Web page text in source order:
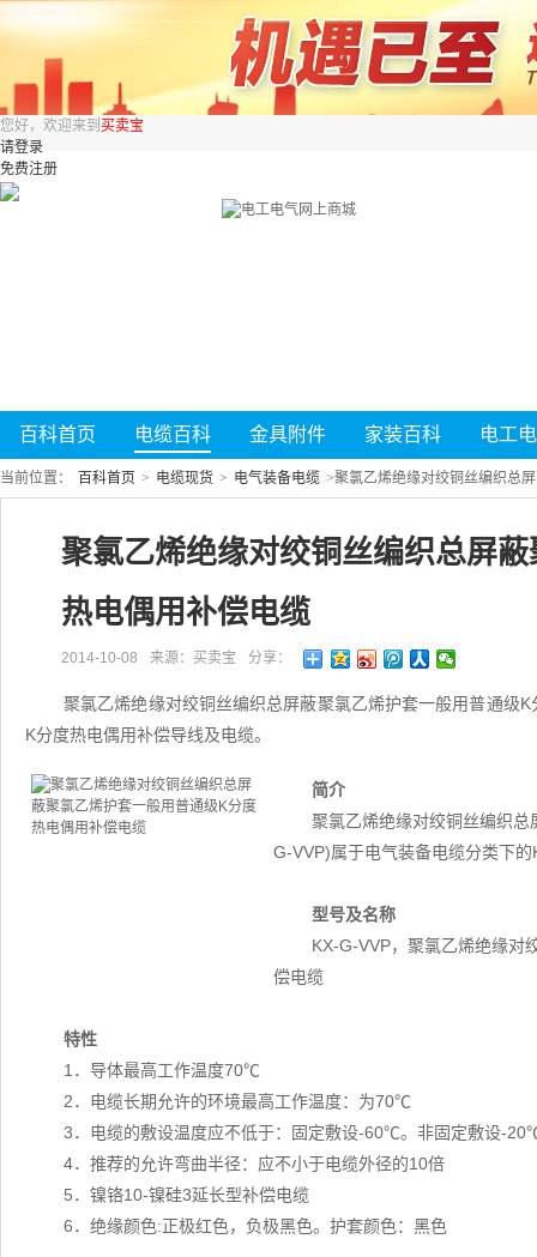
您好，欢迎来到 买卖宝
请登录
免费注册
百科首页 电缆百科 金具附件 家装百科 电工
当前位置： 百科首页 > 电缆现货 > 电气装备电缆 >聚氯乙烯绝缘对绞铜丝编织总
聚氯乙烯绝缘对绞铜丝编织总屏
热电偶用补偿电缆
2014-10-08 来源：买卖宝 分享：
聚氯乙烯绝缘对绞铜丝编织总屏蔽聚氯乙烯护套一般用普通级
K分度热电偶用补偿导线及电缆。
简介
聚氯乙烯绝缘对绞铜丝编织
G-VVP)属于电气装备电缆分类下
型号及名称
KX-G-VVP，聚氯乙烯绝缘对
偿电缆
特性
1．导体最高工作温度70℃
2．电缆长期允许的环境最高工作温度：为70℃
3．电缆的敷设温度应不低于：固定敷设-60℃。非固定敷设-
4．推荐的允许弯曲半径：应不小于电缆外径的10倍
5．镍铬10-镍硅3延长型补偿电缆
6．绝缘颜色:正极红色，负极黑色。护套颜色：黑色